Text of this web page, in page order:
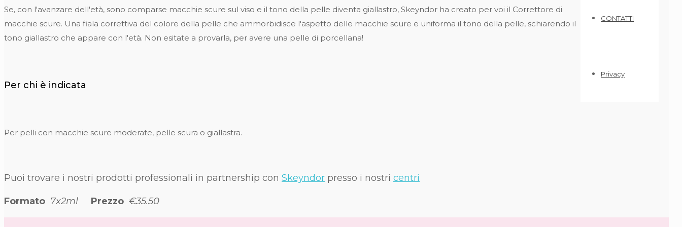
CONTATTI
Privacy
Se, con l'avanzare dell'età, sono comparse macchie scure sul viso e il tono della pelle diventa giallastro, Skeyndor ha creato per voi il Correttore di
macchie scure. Una fiala correttiva del colore della pelle che ammorbidisce l'aspetto delle macchie scure e uniforma il tono della pelle, schiarendo il
tono giallastro che appare con l'età. Non esitate a provarla, per avere una pelle di porcellana!
Per chi è indicata
Per pelli con macchie scure moderate, pelle scura o giallastra.
Puoi trovare i nostri prodotti professionali in partnership con Skeyndor presso i nostri centri
Formato 7x2ml Prezzo €35.50